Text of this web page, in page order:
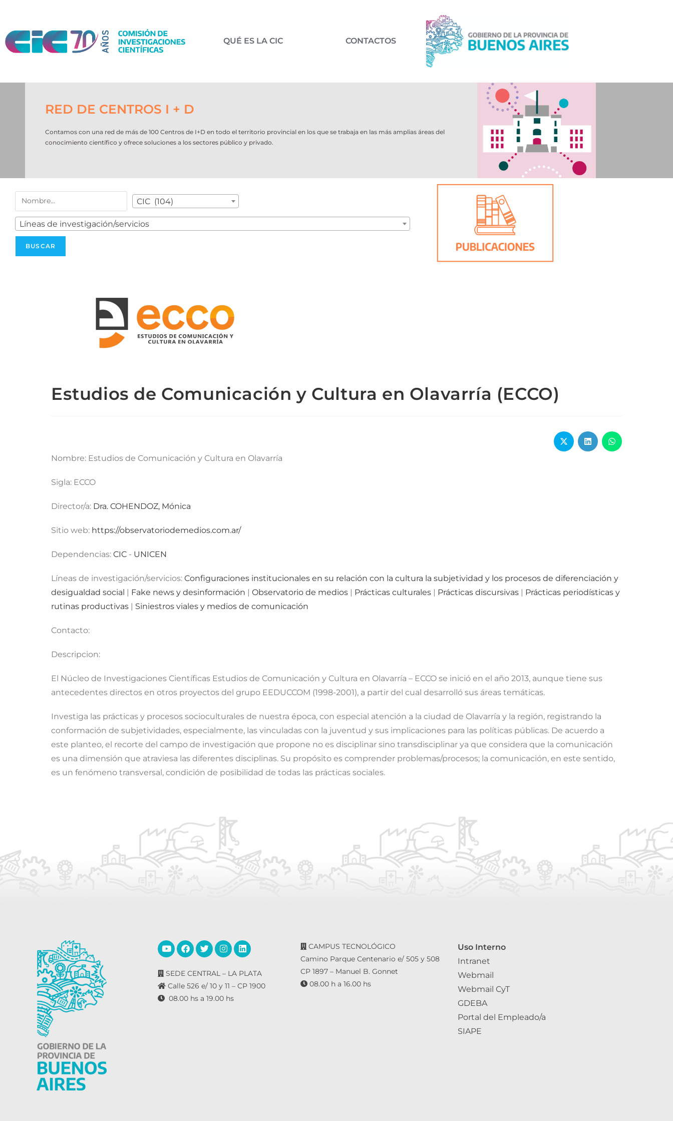
QUÉ ES LA CIC CONTACTOS
RED DE CENTROS I + D
Contamos con una red de más de 100 Centros de I+D en todo el territorio provincial en los que se trabaja en las más amplias áreas del
conocimiento científico y ofrece soluciones a los sectores público y privado.
CIC (104)
Líneas de investigación/servicios
Estudios de Comunicación y Cultura en Olavarría (ECCO)
Nombre: Estudios de Comunicación y Cultura en Olavarría
Sigla: ECCO
Director/a: Dra. COHENDOZ, Mónica
Sitio web: https://observatoriodemedios.com.ar/
Dependencias: CIC - UNICEN
Líneas de investigación/servicios: Configuraciones institucionales en su relación con la cultura la subjetividad y los procesos de diferenciación y
desigualdad social | Fake news y desinformación | Observatorio de medios | Prácticas culturales | Prácticas discursivas | Prácticas periodísticas y
rutinas productivas | Siniestros viales y medios de comunicación
Contacto:
Descripcion:
El Núcleo de Investigaciones Científicas Estudios de Comunicación y Cultura en Olavarría – ECCO se inició en el año 2013, aunque tiene sus
antecedentes directos en otros proyectos del grupo EEDUCCOM (1998-2001), a partir del cual desarrolló sus áreas temáticas.
Investiga las prácticas y procesos socioculturales de nuestra época, con especial atención a la ciudad de Olavarría y la región, registrando la
conformación de subjetividades, especialmente, las vinculadas con la juventud y sus implicaciones para las políticas públicas. De acuerdo a
este planteo, el recorte del campo de investigación que propone no es disciplinar sino transdisciplinar ya que considera que la comunicación
es una dimensión que atraviesa las diferentes disciplinas. Su propósito es comprender problemas/procesos; la comunicación, en este sentido,
es un fenómeno transversal, condición de posibilidad de todas las prácticas sociales.
SEDE CENTRAL – LA PLATA
Calle 526 e/ 10 y 11 – CP 1900
08.00 hs a 19.00 hs
CAMPUS TECNOLÓGICO
Camino Parque Centenario e/ 505 y 508
CP 1897 – Manuel B. Gonnet
08.00 h a 16.00 hs
Uso Interno
Intranet
Webmail
Webmail CyT
GDEBA
Portal del Empleado/a
SIAPE